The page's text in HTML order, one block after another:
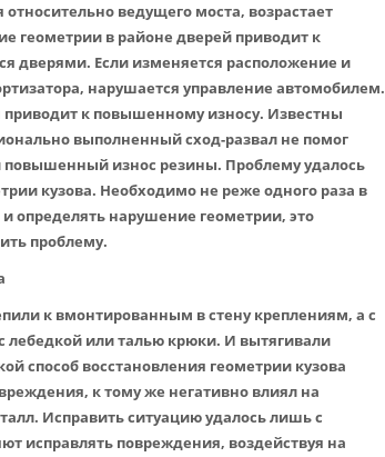
относительно ведущего моста, возрастает
геометрии в районе дверей приводит к
дверями. Если изменяется расположение и
нарушается управление автомобилем.
приводит к повышенному износу. Известны
выполненный сход-развал не помог
повышенный износ резины. Проблему удалось
кузова. Необходимо не реже одного раза в
и определять нарушение геометрии, это
проблему.
к вмонтированным в стену креплениям, а с
лебедкой или талью крюки. И вытягивали
способ восстановления геометрии кузова
к тому же негативно влиял на
Исправить ситуацию удалось лишь с
исправлять повреждения, воздействуя на